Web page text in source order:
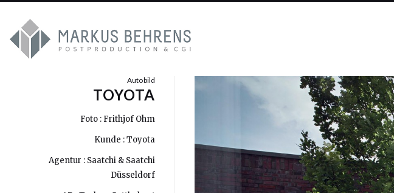
Autobild
TOYOTA
Foto : Frithjof Ohm
Kunde : Toyota
Agentur : Saatchi & Saatchi
Düsseldorf